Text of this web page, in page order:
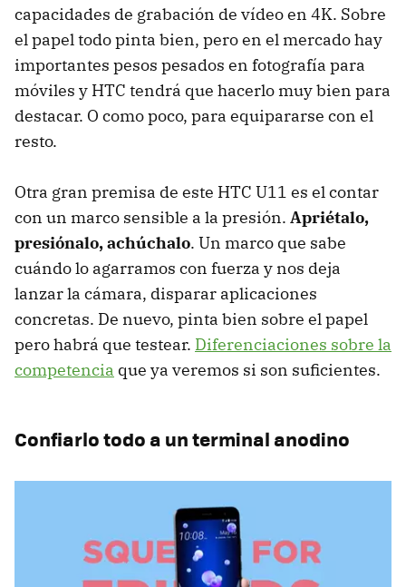
capacidades de grabación de vídeo en 4K. Sobre
el papel todo pinta bien, pero en el mercado hay
importantes pesos pesados en fotografía para
móviles y HTC tendrá que hacerlo muy bien para
destacar. O como poco, para equipararse con el
resto.
Otra gran premisa de este HTC U11 es el contar
con un marco sensible a la presión. Apriétalo,
presiónalo, achúchalo. Un marco que sabe
cuándo lo agarramos con fuerza y nos deja
lanzar la cámara, disparar aplicaciones
concretas. De nuevo, pinta bien sobre el papel
pero habrá que testear. Diferenciaciones sobre la
competencia que ya veremos si son suficientes.
Confiarlo todo a un terminal anodino